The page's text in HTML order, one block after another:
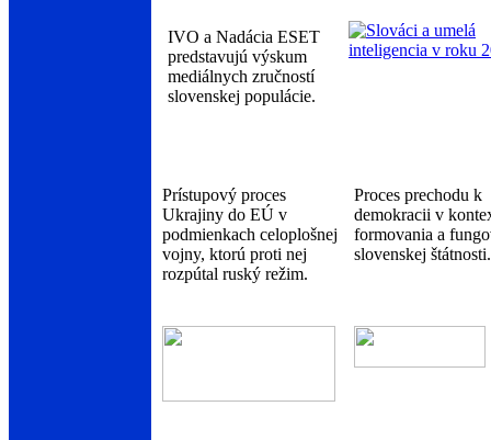
IVO a Nadácia ESET
predstavujú výskum
mediálnych zručností
slovenskej populácie.
Prístupový proces
Ukrajiny do EÚ v
podmienkach celoplošnej
vojny, ktorú proti nej
rozpútal ruský režim.
Proces prechodu k
demokracii v
formovania a
slovenskej štátnosti.